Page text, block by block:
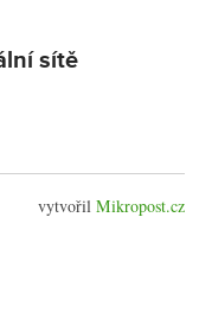
sítě
vytvořil Mikropost.cz